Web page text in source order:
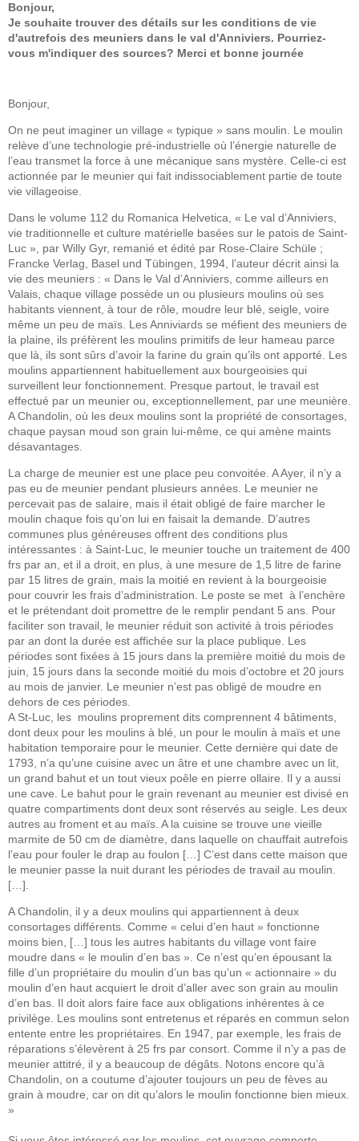
Bonjour,
Je souhaite trouver des détails sur les conditions de vie
d'autrefois des meuniers dans le val d'Anniviers. Pourriez-
vous m'indiquer des sources? Merci et bonne journée
Bonjour,
On ne peut imaginer un village « typique » sans moulin. Le moulin
relève d’une technologie pré-industrielle où l’énergie naturelle de
l’eau transmet la force à une mécanique sans mystère. Celle-ci est
actionnée par le meunier qui fait indissociablement partie de toute
vie villageoise.
Dans le volume 112 du Romanica Helvetica, « Le val d’Anniviers,
vie traditionnelle et culture matérielle basées sur le patois de Saint-
Luc », par Willy Gyr, remanié et édité par Rose-Claire Schüle ;
Francke Verlag, Basel und Tübingen, 1994, l’auteur décrit ainsi la
vie des meuniers : « Dans le Val d’Anniviers, comme ailleurs en
Valais, chaque village possède un ou plusieurs moulins où ses
habitants viennent, à tour de rôle, moudre leur blé, seigle, voire
même un peu de maïs. Les Anniviards se méfient des meuniers de
la plaine, ils préfèrent les moulins primitifs de leur hameau parce
que là, ils sont sûrs d’avoir la farine du grain qu’ils ont apporté. Les
moulins appartiennent habituellement aux bourgeoisies qui
surveillent leur fonctionnement. Presque partout, le travail est
effectué par un meunier ou, exceptionnellement, par une meunière.
A Chandolin, où les deux moulins sont la propriété de consortages,
chaque paysan moud son grain lui-même, ce qui amène maints
désavantages.
La charge de meunier est une place peu convoitée. A Ayer, il n’y a
pas eu de meunier pendant plusieurs années. Le meunier ne
percevait pas de salaire, mais il était obligé de faire marcher le
moulin chaque fois qu’on lui en faisait la demande. D’autres
communes plus généreuses offrent des conditions plus
intéressantes : à Saint-Luc, le meunier touche un traitement de 400
frs par an, et il a droit, en plus, à une mesure de 1,5 litre de farine
par 15 litres de grain, mais la moitié en revient à la bourgeoisie
pour couvrir les frais d’administration. Le poste se met à l’enchère
et le prétendant doit promettre de le remplir pendant 5 ans. Pour
faciliter son travail, le meunier réduit son activité à trois périodes
par an dont la durée est affichée sur la place publique. Les
périodes sont fixées à 15 jours dans la première moitié du mois de
juin, 15 jours dans la seconde moitié du mois d’octobre et 20 jours
au mois de janvier. Le meunier n’est pas obligé de moudre en
dehors de ces périodes.
A St-Luc, les moulins proprement dits comprennent 4 bâtiments,
dont deux pour les moulins à blé, un pour le moulin à maïs et une
habitation temporaire pour le meunier. Cette dernière qui date de
1793, n’a qu’une cuisine avec un âtre et une chambre avec un lit,
un grand bahut et un tout vieux poêle en pierre ollaire. Il y a aussi
une cave. Le bahut pour le grain revenant au meunier est divisé en
quatre compartiments dont deux sont réservés au seigle. Les deux
autres au froment et au maïs. A la cuisine se trouve une vieille
marmite de 50 cm de diamètre, dans laquelle on chauffait autrefois
l’eau pour fouler le drap au foulon […] C’est dans cette maison que
le meunier passe la nuit durant les périodes de travail au moulin.
[…].
A Chandolin, il y a deux moulins qui appartiennent à deux
consortages différents. Comme « celui d’en haut » fonctionne
moins bien, […] tous les autres habitants du village vont faire
moudre dans « le moulin d’en bas ». Ce n’est qu’en épousant la
fille d’un propriétaire du moulin d’un bas qu’un « actionnaire » du
moulin d’en haut acquiert le droit d’aller avec son grain au moulin
d’en bas. Il doit alors faire face aux obligations inhérentes à ce
privilège. Les moulins sont entretenus et réparés en commun selon
entente entre les propriétaires. En 1947, par exemple, les frais de
réparations s’élevèrent à 25 frs par consort. Comme il n’y a pas de
meunier attitré, il y a beaucoup de dégâts. Notons encore qu’à
Chandolin, on a coutume d’ajouter toujours un peu de fèves au
grain à moudre, car on dit qu’alors le moulin fonctionne bien mieux.
»